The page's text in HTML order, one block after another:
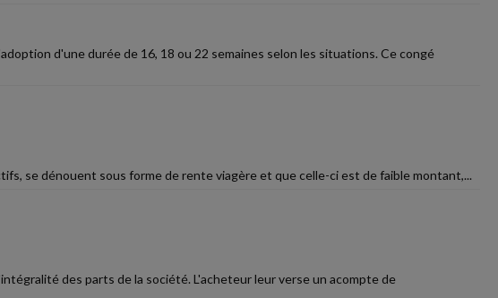
d'une durée de 16, 18 ou 22 semaines selon les situations. Ce congé
se dénouent sous forme de rente viagère et que celle-ci est de faible montant,...
des parts de la société. L'acheteur leur verse un acompte de